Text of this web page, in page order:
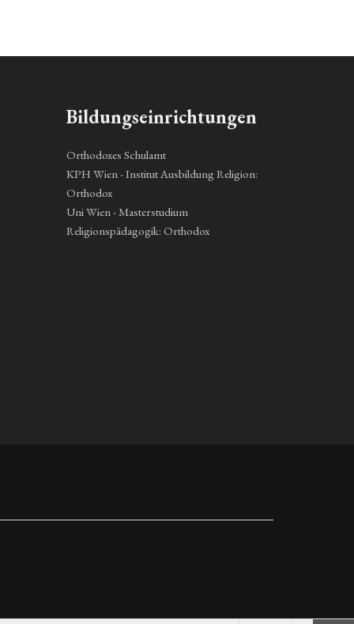
Bildungseinrichtungen
Orthodoxes Schulamt
KPH Wien - Institut Ausbildung Religion:
Orthodox
Uni Wien - Masterstudium
Religionspädagogik: Orthodox